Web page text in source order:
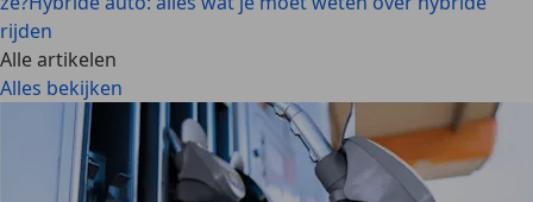
rijden
Alle artikelen
Alles bekijken